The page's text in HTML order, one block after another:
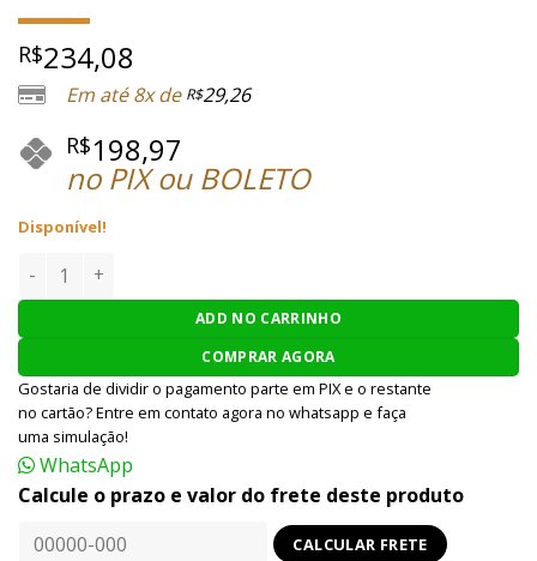
R$234,08
Em até 8x de R$29,26
R$198,97
no PIX ou BOLETO
Disponível!
Carregador Airsoft VB CAR LIPO BALANCE quantidade
ADD NO CARRINHO
COMPRAR AGORA
Gostaria de dividir o pagamento parte em PIX e o restante
no cartão? Entre em contato agora no whatsapp e faça
uma simulação!
WhatsApp
Calcule o prazo e valor do frete deste produto